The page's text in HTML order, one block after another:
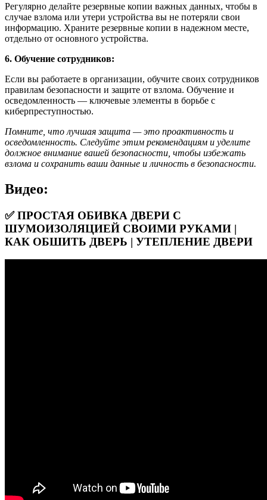
Регулярно делайте резервные копии важных данных, чтобы в
случае взлома или утери устройства вы не потеряли свои
информацию. Храните резервные копии в надежном месте,
отдельно от основного устройства.
6. Обучение сотрудников:
Если вы работаете в организации, обучите своих сотрудников
правилам безопасности и защите от взлома. Обучение и
осведомленность — ключевые элементы в борьбе с
киберпреступностью.
Помните, что лучшая защита — это проактивность и
осведомленность. Следуйте этим рекомендациям и уделите
должное внимание вашей безопасности, чтобы избежать
взлома и сохранить ваши данные и личность в безопасности.
Видео:
✅ ПРОСТАЯ ОБИВКА ДВЕРИ С
ШУМОИЗОЛЯЦИЕЙ СВОИМИ РУКАМИ |
КАК ОБШИТЬ ДВЕРЬ | УТЕПЛЕНИЕ ДВЕРИ